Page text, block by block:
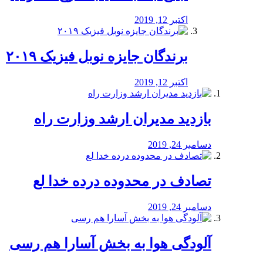
اکتبر 12, 2019
برندگان جایزه نوبل فیزیک ۲۰۱۹
اکتبر 12, 2019
بازدید مدیران ارشد وزارت راه
دسامبر 24, 2019
تصادف در محدوده درده خدا لع
دسامبر 24, 2019
آلودگی هوا به بخش آسارا هم رسی